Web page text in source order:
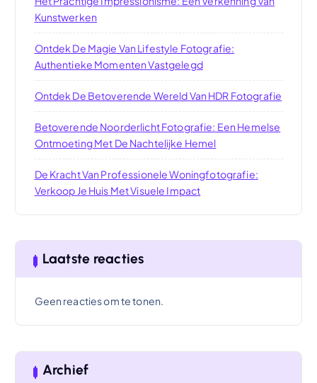
Kunstwerken
Ontdek De Magie Van Lifestyle Fotografie:
Authentieke Momenten Vastgelegd
Ontdek De Betoverende Wereld Van HDR Fotografie
Betoverende Noorderlicht Fotografie: Een Hemelse
Ontmoeting Met De Nachtelijke Hemel
De Kracht Van Professionele Woningfotografie:
Verkoop Je Huis Met Visuele Impact
Laatste reacties
Geen reacties om te tonen.
Archief